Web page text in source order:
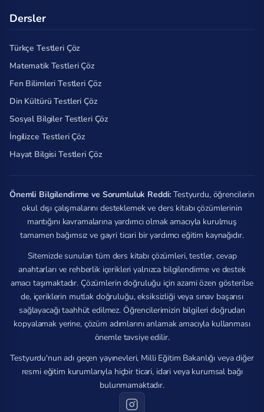
Dersler
Türkçe Testleri Çöz
Matematik Testleri Çöz
Fen Bilimleri Testleri Çöz
Din Kültürü Testleri Çöz
Sosyal Bilgiler Testleri Çöz
İngilizce Testleri Çöz
Hayat Bilgisi Testleri Çöz
Önemli Bilgilendirme ve Sorumluluk Reddi: Testyurdu, öğrencilerin
okul dışı çalışmalarını desteklemek ve ders kitabı çözümlerinin
mantığını kavramalarına yardımcı olmak amacıyla kurulmuş
tamamen bağımsız ve gayri ticari bir yardımcı eğitim kaynağıdır.
Sitemizde sunulan tüm ders kitabı çözümleri, testler, cevap
anahtarları ve rehberlik içerikleri yalnızca bilgilendirme ve destek
amacı taşımaktadır. Çözümlerin doğruluğu için azami özen gösterilse
de, içeriklerin mutlak doğruluğu, eksiksizliği veya sınav başarısı
sağlayacağı taahhüt edilmez. Öğrencilerimizin bilgileri doğrudan
kopyalamak yerine, çözüm adımlarını anlamak amacıyla kullanması
önemle tavsiye edilir.
Testyurdu'nun adı geçen yayınevleri, Milli Eğitim Bakanlığı veya diğer
resmi eğitim kurumlarıyla hiçbir ticari, idari veya kurumsal bağı
bulunmamaktadır.